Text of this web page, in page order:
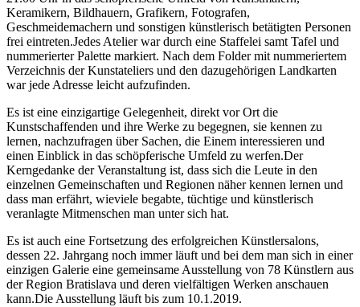
Keramikern, Bildhauern, Grafikern, Fotografen,
Geschmeidemachern und sonstigen künstlerisch betätigten Personen
frei eintreten.Jedes Atelier war durch eine Staffelei samt Tafel und
nummerierter Palette markiert. Nach dem Folder mit nummeriertem
Verzeichnis der Kunstateliers und den dazugehörigen Landkarten
war jede Adresse leicht aufzufinden.
Es ist eine einzigartige Gelegenheit, direkt vor Ort die
Kunstschaffenden und ihre Werke zu begegnen, sie kennen zu
lernen, nachzufragen über Sachen, die Einem interessieren und
einen Einblick in das schöpferische Umfeld zu werfen.Der
Kerngedanke der Veranstaltung ist, dass sich die Leute in den
einzelnen Gemeinschaften und Regionen näher kennen lernen und
dass man erfährt, wieviele begabte, tüchtige und künstlerisch
veranlagte Mitmenschen man unter sich hat.
Es ist auch eine Fortsetzung des erfolgreichen Künstlersalons,
dessen 22. Jahrgang noch immer läuft und bei dem man sich in einer
einzigen Galerie eine gemeinsame Ausstellung von 78 Künstlern aus
der Region Bratislava und deren vielfältigen Werken anschauen
kann.Die Ausstellung läuft bis zum 10.1.2019.